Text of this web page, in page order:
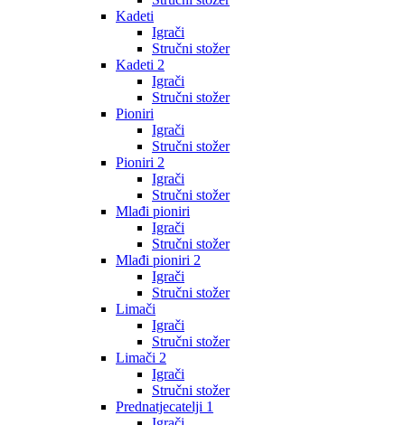
Kadeti
Igrači
Stručni stožer
Kadeti 2
Igrači
Stručni stožer
Pioniri
Igrači
Stručni stožer
Pioniri 2
Igrači
Stručni stožer
Mlađi pioniri
Igrači
Stručni stožer
Mlađi pioniri 2
Igrači
Stručni stožer
Limači
Igrači
Stručni stožer
Limači 2
Igrači
Stručni stožer
Prednatjecatelji 1